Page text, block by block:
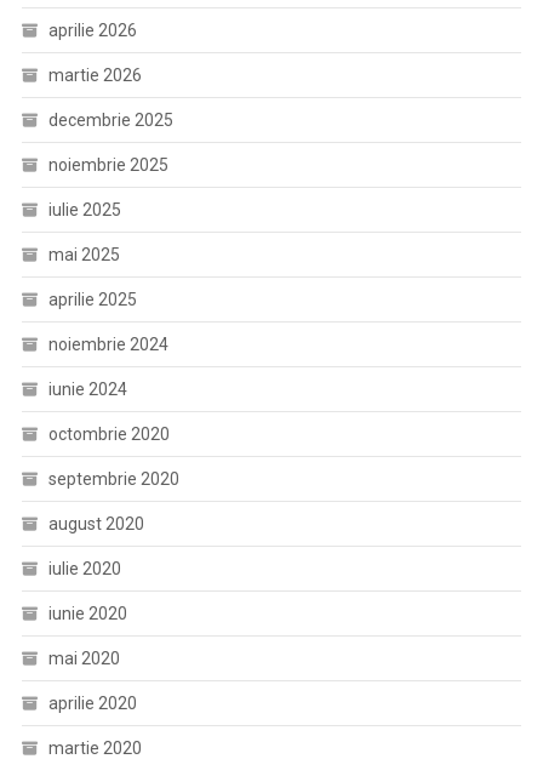
aprilie 2026
martie 2026
decembrie 2025
noiembrie 2025
iulie 2025
mai 2025
aprilie 2025
noiembrie 2024
iunie 2024
octombrie 2020
septembrie 2020
august 2020
iulie 2020
iunie 2020
mai 2020
aprilie 2020
martie 2020